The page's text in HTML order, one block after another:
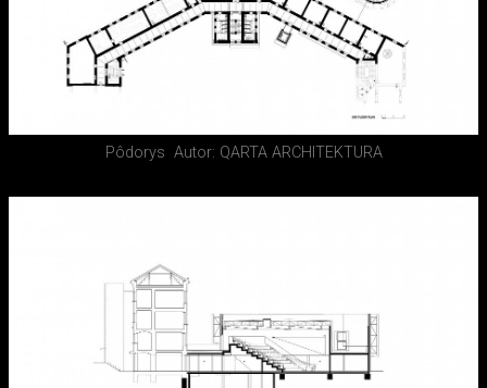
Pôdorys Autor: QARTA ARCHITEKTURA